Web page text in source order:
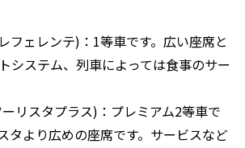
フェレンテ)：1等車です。広い座席と
システム、列車によっては食事のサー
リスタプラス)：プレミアム2等車で
タより広めの座席です。サービスなど